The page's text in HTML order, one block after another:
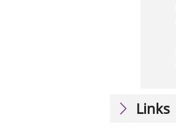
Links